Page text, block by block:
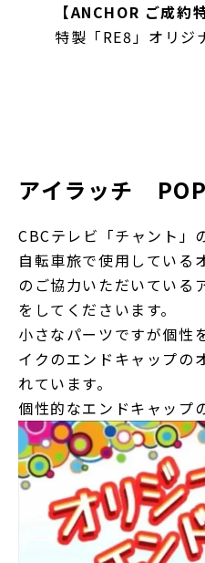
【ANCHOR ご成約
特製「RE8」オリジ
アイラッチ
CBCテレビ「チャント」
自転車旅で使用している
のご協力いただいている
をしてくださいます。
小さなパーツですが個性
イクのエンドキャップの
れています。
個性的なエンドキャップ